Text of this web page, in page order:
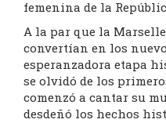
femenina de la
A la par que la
convertían en los
esperanzadora etapa
se olvidó de los
comenzó a cantar su
desdeñó los hechos